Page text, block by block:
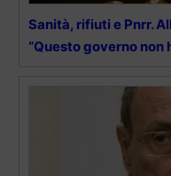
Sanità, rifiuti e Pnrr.
“Questo governo non